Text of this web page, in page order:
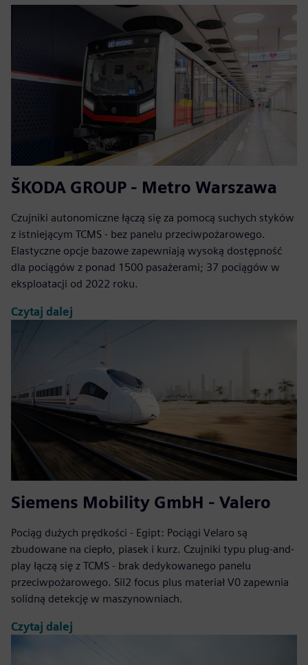
ŠKODA GROUP - Metro Warszawa
Czujniki autonomiczne łączą się za pomocą suchych styków
z istniejącym TCMS - bez panelu przeciwpożarowego.
Elastyczne opcje bazowe zapewniają wysoką dostępność
dla pociągów z ponad 1500 pasażerami; 37 pociągów w
eksploatacji od 2022 roku.
Czytaj dalej
Siemens Mobility GmbH - Valero
Pociąg dużych prędkości - Egipt: Pociągi Velaro są
zbudowane na ciepło, piasek i kurz. Czujniki typu plug-and-
play łączą się z TCMS - brak dedykowanego panelu
przeciwpożarowego. Sil2 focus plus materiał V0 zapewnia
solidną detekcję w maszynowniach.
Czytaj dalej